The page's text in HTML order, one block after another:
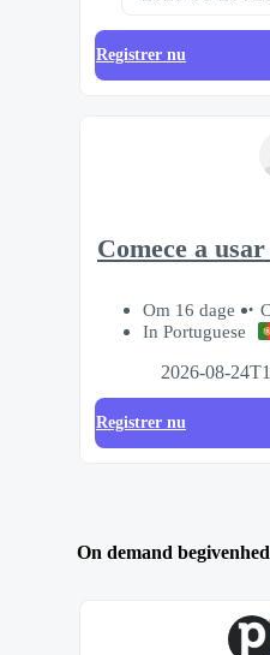
Registrer nu
Comece a
Om 16 dage
In Portuguese
2026-08-
Registrer nu
On demand